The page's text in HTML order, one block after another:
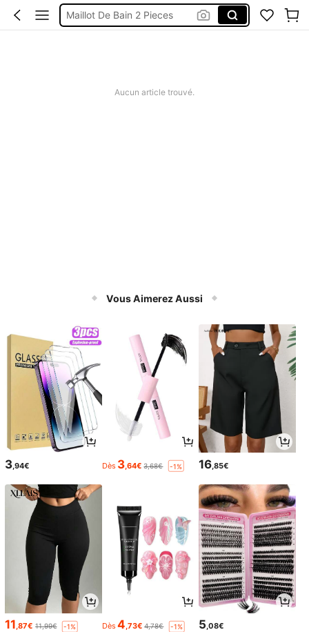
Maillot De Bain 2 Pieces
Aucun article trouvé.
Vous Aimerez Aussi
3 ,94€ Dès 3 ,64€ 3,68€ -1% 16 ,85€
11,87€ 11,99€ -1% Dès4,73€ 4,78€ -1% 5,08€